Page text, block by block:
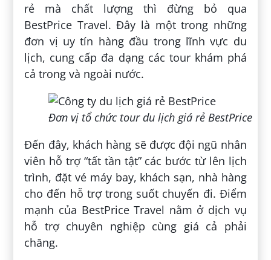
rẻ mà chất lượng thì đừng bỏ qua
BestPrice Travel. Đây là một trong những
đơn vị uy tín hàng đầu trong lĩnh vực du
lịch, cung cấp đa dạng các tour khám phá
cả trong và ngoài nước.
Đơn vị tổ chức tour du lịch giá rẻ BestPrice
Đến đây, khách hàng sẽ được đội ngũ nhân
viên hỗ trợ “tất tần tật” các bước từ lên lịch
trình, đặt vé máy bay, khách sạn, nhà hàng
cho đến hỗ trợ trong suốt chuyến đi. Điểm
mạnh của BestPrice Travel nằm ở dịch vụ
hỗ trợ chuyên nghiệp cùng giá cả phải
chăng.